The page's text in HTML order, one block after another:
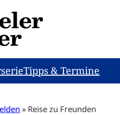
Tipps & Termine
» Reise zu Freunden